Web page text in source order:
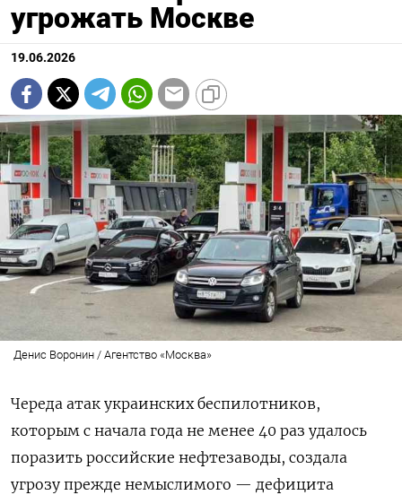
угрожать Москве
19.06.2026
Денис Воронин / Агентство «Москва»
Череда атак украинских беспилотников,
которым с начала года не менее 40 раз удалось
поразить российские нефтезаводы, создала
угрозу прежде немыслимого — дефицита